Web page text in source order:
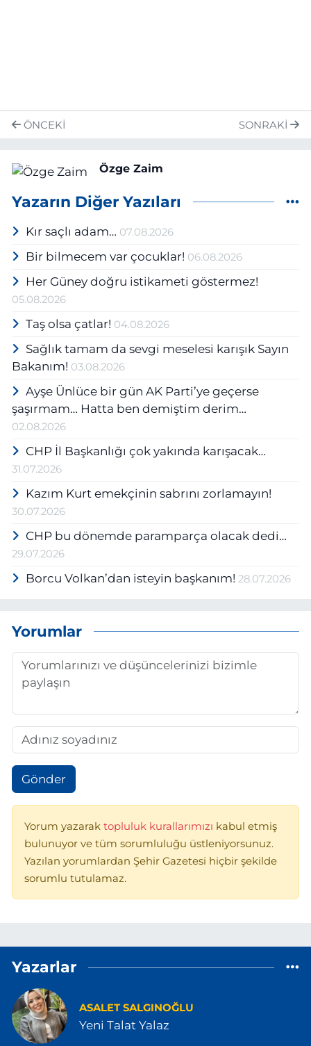
ÖNCEKI SONRAKI
Özge Zaim
Yazarın Diğer Yazıları
Kır saçlı adam… 07.08.2026
Bir bilmecem var çocuklar! 06.08.2026
Her Güney doğru istikameti göstermez!
05.08.2026
Taş olsa çatlar! 04.08.2026
Sağlık tamam da sevgi meselesi karışık Sayın
Bakanım! 03.08.2026
Ayşe Ünlüce bir gün AK Parti’ye geçerse
şaşırmam… Hatta ben demiştim derim…
02.08.2026
CHP İl Başkanlığı çok yakında karışacak…
31.07.2026
Kazım Kurt emekçinin sabrını zorlamayın!
30.07.2026
CHP bu dönemde paramparça olacak dedi…
29.07.2026
Borcu Volkan’dan isteyin başkanım! 28.07.2026
Yorumlar
Gönder
Yorum yazarak topluluk kurallarımızı kabul etmiş
bulunuyor ve tüm sorumluluğu üstleniyorsunuz.
Yazılan yorumlardan Şehir Gazetesi hiçbir şekilde
sorumlu tutulamaz.
Yazarlar
ASALET SALGINOĞLU
Yeni Talat Yalaz